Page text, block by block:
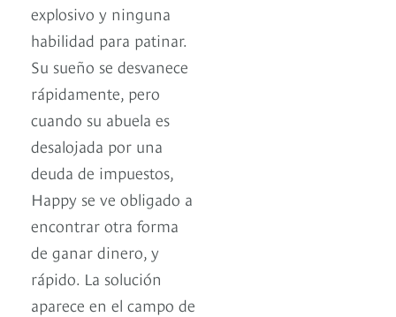
explosivo y ninguna
habilidad para patinar.
Su sueño se desvanece
rápidamente, pero
cuando su abuela es
desalojada por una
deuda de impuestos,
Happy se ve obligado a
encontrar otra forma
de ganar dinero, y
rápido. La solución
aparece en el campo de